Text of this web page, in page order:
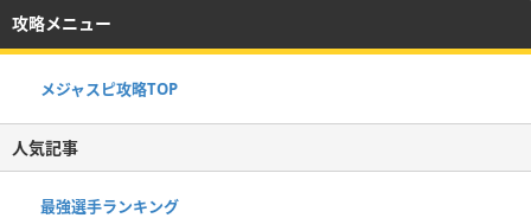
攻略メニュー
メジャスピ攻略TOP
人気記事
最強選手ランキング